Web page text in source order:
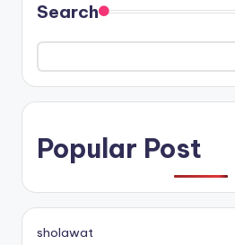
Search
Popular Post
sholawat